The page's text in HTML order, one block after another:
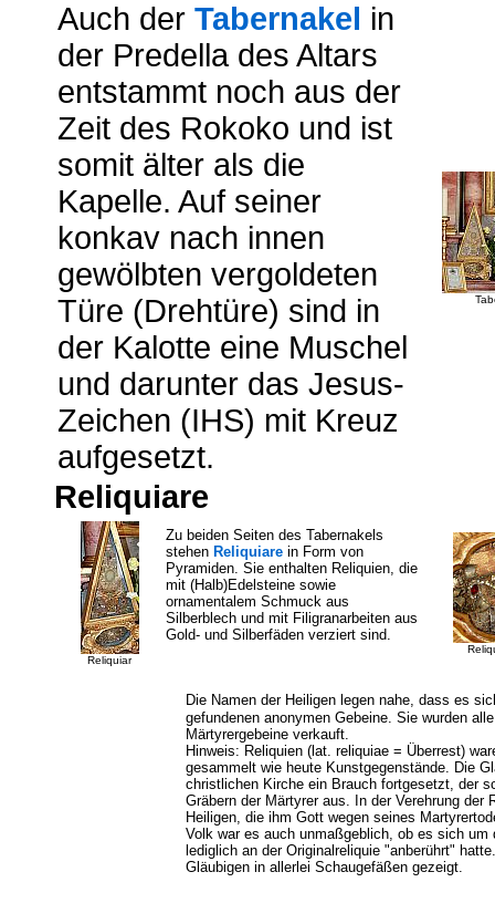
Auch der Tabernakel in
der Predella des Altars
entstammt noch aus der
Zeit des Rokoko und ist
somit älter als die
Kapelle. Auf seiner
konkav nach innen
gewölbten vergoldeten
Türe (Drehtüre) sind in
der Kalotte eine Muschel
und darunter das Jesus-
Zeichen (IHS) mit Kreuz
aufgesetzt.
Reliquiare
Reliquiar
Zu beiden Seiten des Tabernakels
stehen Reliquiare in Form von
Pyramiden. Sie enthalten Reliquien, die
mit (Halb)Edelsteine sowie
ornamentalem Schmuck aus
Silberblech und mit Filigranarbeiten aus
Gold- und Silberfäden verziert sind.
Die Namen der Heiligen legen nahe, dass es
gefundenen anonymen Gebeine. Sie wurden
Märtyrergebeine verkauft.
Hinweis: Reliquien (lat. reliquiae = Überrest)
gesammelt wie heute Kunstgegenstände. Die
christlichen Kirche ein Brauch fortgesetzt, der
Gräbern der Märtyrer aus. In der Verehrung
Heiligen, die ihm Gott wegen seines
Volk war es auch unmaßgeblich, ob es sich um
lediglich an der Originalreliquie "anberührt"
Gläubigen in allerlei Schaugefäßen gezeigt.